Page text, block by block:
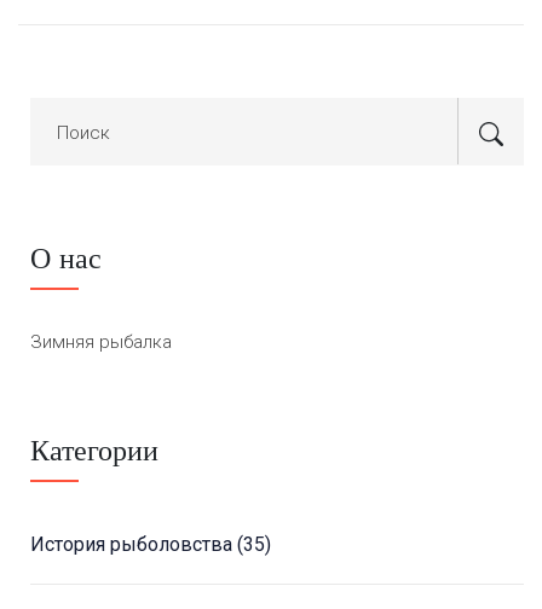
О нас
Зимняя рыбалка
Категории
История рыболовства (35)